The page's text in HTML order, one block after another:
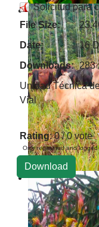
Solicitud para
File Size:
Date:
16
Downloads: 283
Unidad Técnica
Víal
Rating: 0 / 0 vote
Only registered and